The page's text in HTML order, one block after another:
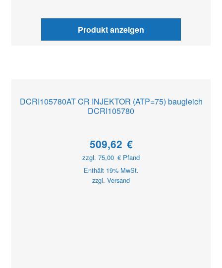
Produkt anzeigen
DCRI105780AT CR INJEKTOR (ATP=75) baugleich
DCRI105780
509,62 €
zzgl. 75,00 € Pfand
Enthält 19% MwSt.
zzgl. Versand